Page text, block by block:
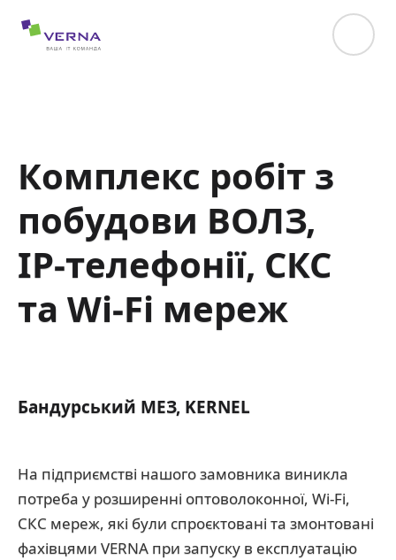
Комплекс робіт з
побудови ВОЛЗ,
IP-телефонії, СКС
та Wi-Fi мереж
Бандурський МЕЗ, KERNEL
На підприємстві нашого замовника виникла
потреба у розширенні оптоволоконної, Wi-Fi,
СКС мереж, які були спроєктовані та змонтовані
фахівцями VERNA при запуску в експлуатацію